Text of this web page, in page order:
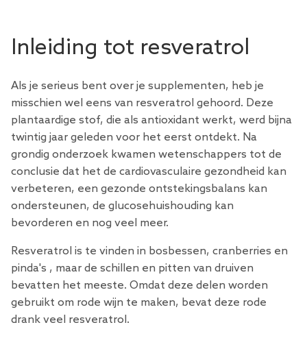
Inleiding tot resveratrol
Als je serieus bent over je supplementen, heb je
misschien wel eens van resveratrol gehoord. Deze
plantaardige stof, die als antioxidant werkt, werd bijna
twintig jaar geleden voor het eerst ontdekt. ​​Na
grondig onderzoek kwamen wetenschappers tot de
conclusie dat het de cardiovasculaire gezondheid kan
verbeteren, een gezonde ontstekingsbalans kan
ondersteunen, de glucosehuishouding kan
bevorderen en nog veel meer.
Resveratrol is te vinden in bosbessen, cranberries en
pinda's , maar de schillen en pitten van druiven
bevatten het meeste. Omdat deze delen worden
gebruikt om rode wijn te maken, bevat deze rode
drank veel resveratrol.